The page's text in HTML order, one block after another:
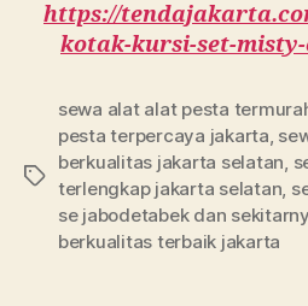
https://
kotak-kursi-set-
Tag
sewa alat alat pesta
pesta terpercaya jakarta,
berkualitas jakarta selatan,
terlengkap jakarta selatan,
se jabodetabek dan
berkualitas terbaik jakarta